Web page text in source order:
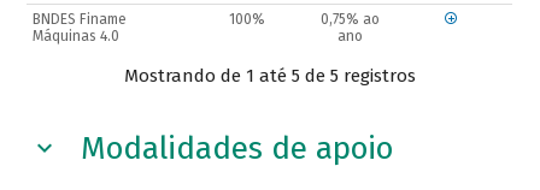
BNDES Finame
Máquinas 4.0
100%
0,75% ao
ano
Mostrando de 1 até 5 de 5 registros
Modalidades de apoio